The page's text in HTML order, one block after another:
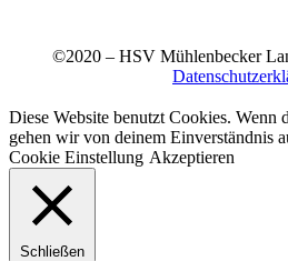
©2020 – HSV Mühlenbecker
Diese Website benutzt Cookies. Wenn
gehen wir von deinem Einverständnis
Cookie Einstellung Akzeptieren
Schließen